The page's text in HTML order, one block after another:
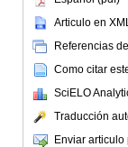
Articulo en XML
Referencias
Como citar
SciELO
Traducción
Enviar articulo